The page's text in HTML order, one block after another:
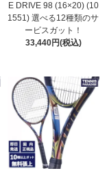
E DRIVE 98 (16×20) (10
1551) 選べる12種類のサ
ービスガット！
33,440円(税込)